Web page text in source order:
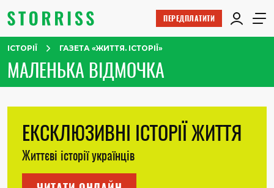
ПЕРЕДПЛАТИТИ
ІСТОРІЇ ГАЗЕТА «ЖИТТЯ. ІСТОРІЇ»
МАЛЕНЬКА ВІДМОЧКА
ЕКСКЛЮЗИВНІ ІСТОРІЇ ЖИТТЯ
Життєві історії українців